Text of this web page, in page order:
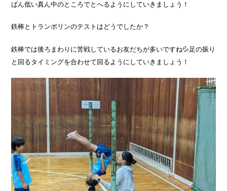
ばん低い真ん中のところでとへるようにしていきましょう！
鉄棒とトランポリンのテストはどうでしたか？
鉄棒では後ろまわりに苦戦しているお友だちが多いですね💦足の振り
と回るタイミングを合わせて回るようにしていきましょう！